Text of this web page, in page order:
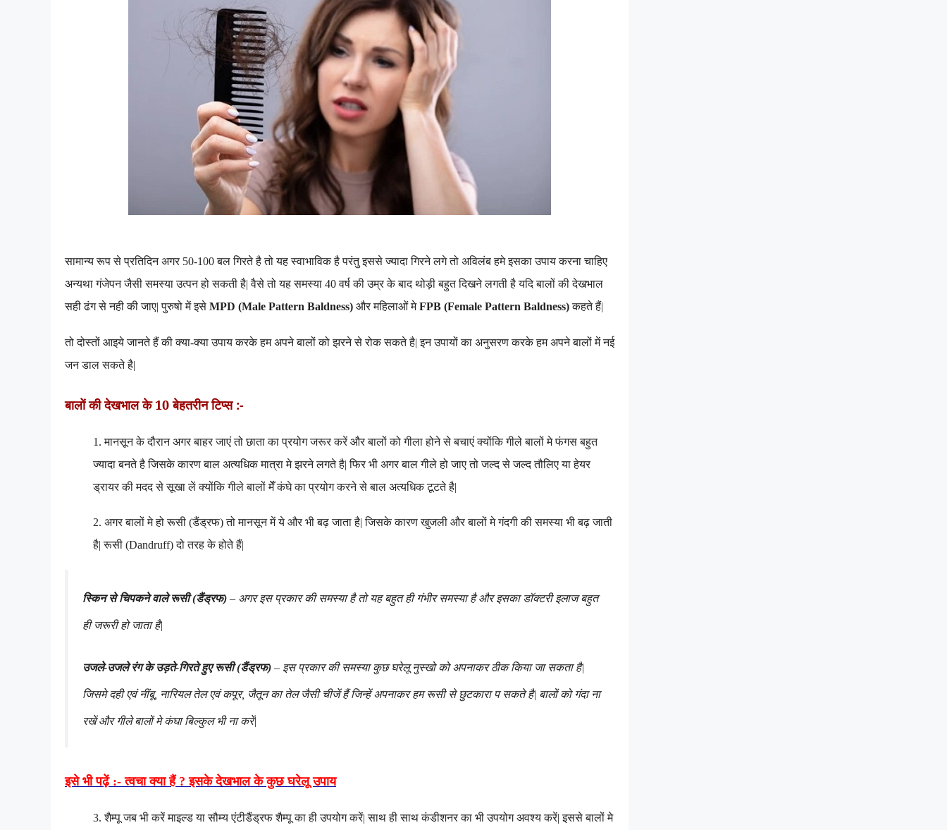
सामान्य रूप से प्रतिदिन अगर 50-100 बल गिरते है तो यह स्वाभाविक है परंतु इससे ज्यादा गिरने लगे तो अविलंब हमे इसका उपाय करना चाहिए
अन्यथा गंजेपन जैसी समस्या उत्पन हो सकती है|वैसे तो यह समस्या 40 वर्ष की उम्र के बाद थोड़ी बहुत दिखने लगती है यदि बालों की देखभाल
सही ढंग से नही की जाए| पुरुषो में इसे MPD (Male Pattern Baldness) और महिलाओं मेFPB (Female Pattern Baldness) कहते हैं|
तो दोस्तों आइये जानते हैं की क्या-क्या उपाय करके हम अपने बालों को झरने से रोक सकते है| इन उपायों का अनुसरण करके हम अपने बालों में नई
जन डाल सकते है|
बालों की देखभाल के 10 बेहतरीन टिप्स :-
1. मानसून के दौरान अगर बाहर जाएं तो छाता का प्रयोग जरूर करें और बालों को गीला होने से बचाएं क्योंकि गीले बालों मे फंगस बहुत
ज्यादा बनते है जिसके कारण बाल अत्यधिक मात्रा मे झरने लगते है| फिर भी अगर बाल गीले हो जाए तो जल्द से जल्द तौलिए या हेयर
ड्रायर की मदद से सूखा लें क्योंकि गीले बालों मेँ कंघे का प्रयोग करने से बाल अत्यधिक टूटते है|
2. अगर बालों मे हो रूसी (डैंड्रफ) तो मानसून में ये और भी बढ़ जाता है| जिसके कारण खुजली और बालों मे गंदगी की समस्या भी बढ़ जाती
है| रूसी (Dandruff) दो तरह के होते हैं|
स्किन से चिपकने वाले रूसी (डैंड्रफ) – अगर इस प्रकार की समस्या है तो यह बहुत ही गंभीर समस्या है और इसका डॉक्टरी इलाज बहुत
ही जरूरी हो जाता है|
उजले-उजले रंग के उड़ते-गिरते हुए रूसी (डैंड्रफ) – इस प्रकार की समस्या कुछ घरेलू नुस्खो को अपनाकर ठीक किया जा सकता है|
जिसमे दही एवं नींबू, नारियल तेल एवं कपूर, जैतून का तेल जैसी चीजें हैं जिन्हें अपनाकर हम रूसी से छुटकारा प सकते है| बालों को गंदा ना
रखें और गीले बालों मे कंघा बिल्कुल भी ना करें|
इसे भी पढ़ें :- त्वचा क्या हैं ? इसके देखभाल के कुछ घरेलू उपाय
3.शैम्पू जब भी करें माइल्ड या सौम्य एंटीडैंड्रफ शैम्पू का ही उपयोग करें| साथ ही साथ कंडीशनर का भी उपयोग अवश्य करें| इससे बालों मे